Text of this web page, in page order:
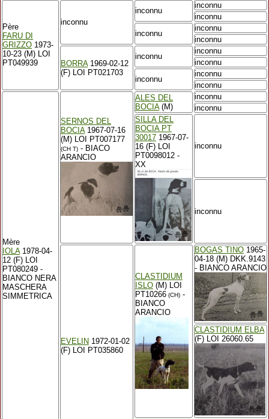
Père
FARU DI
GRIZZO 1973-
10-23 (M) LOI
PT049939
inconnu
inconnu
inconnu
inconnu
inconnu
inconnu
inconnu
BORRA1969-02-12
(F) LOI PT021703
inconnu
inconnu
inconnu
inconnu
inconnu
inconnu
Mère
IOLA1978-04-
12 (F) LOI
PT080249 -
BIANCO NERA
MASCHERA
SIMMETRICA
SERNOS DEL
BOCIA1967-07-16
(M) LOI PT007177
(CH T) - BIACO
ARANCIO
ALES DEL
BOCIA(M)
inconnu
inconnu
SILLA DEL
BOCIA PT
30017 1967-07-
16 (F) LOI
PT0098012 -
XX
inconnu
inconnu
EVELIN 1972-01-02
(F) LOI PT035860
CLASTIDIUM
ISLO (M) LOI
PT10266 (CH) -
BIANCO
ARANCIO
BOGAS TINO 1965-
04-18 (M) DKK.9143
- BIANCO ARANCIO
CLASTIDIUM ELBA
(F) LOI 26060.65